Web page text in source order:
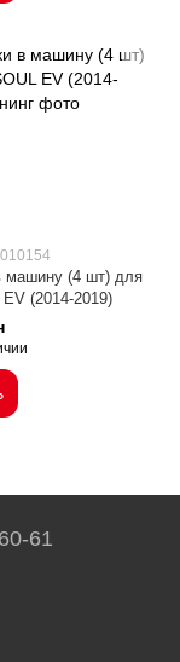
машину (4 шт) для
(2014-2019)
61